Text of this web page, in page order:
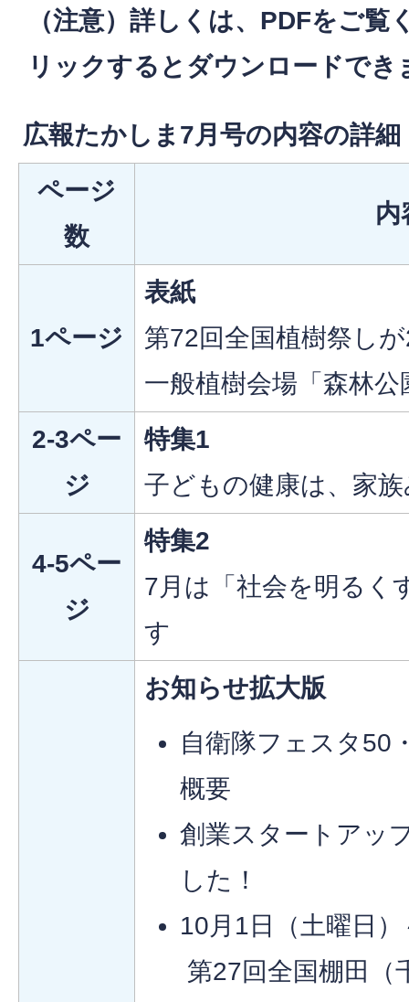
（注意）詳しくは、PDFをご
リックするとダウンロードでき
広報たかしま7月号の内容の詳細
ページ
数
内
1ページ
表紙
第72回全国植樹祭し
一般植樹会場「森林
2-3ペー
ジ
特集1
子どもの健康は、家
4-5ペー
ジ
特集2
7月は「社会を明るく
す
お知らせ拡大版
自衛隊フェスタ50
概要
創業スタートアッ
した！
10月1日（土曜日
第27回全国棚田（